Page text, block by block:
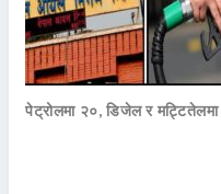
पेट्रोलमा २०, डिजेल र